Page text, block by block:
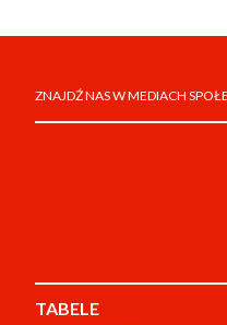
ZNAJDŹ NAS W MEDIACH
TABELE